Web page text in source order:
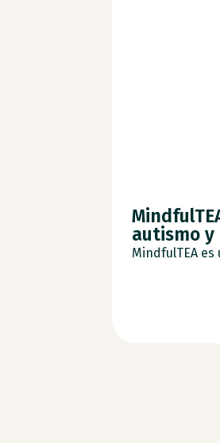
autismo y
MindfulTEA